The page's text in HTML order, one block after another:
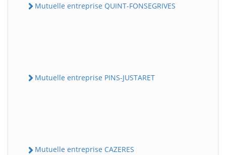
Mutuelle entreprise QUINT-FONSEGRIVES
Mutuelle entreprise PINS-JUSTARET
Mutuelle entreprise CAZERES